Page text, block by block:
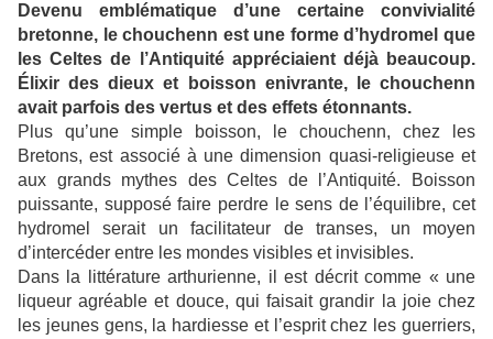
Devenu emblématique d’une certaine convivialité
bretonne, le chouchenn est une forme d’hydromel que
les Celtes de l’Antiquité appréciaient déjà beaucoup.
Élixir des dieux et boisson enivrante, le chouchenn
avait parfois des vertus et des effets étonnants.
Plus qu’une simple boisson, le chouchenn, chez les
Bretons, est associé à une dimension quasi-religieuse et
aux grands mythes des Celtes de l’Antiquité. Boisson
puissante, supposé faire perdre le sens de l’équilibre, cet
hydromel serait un facilitateur de transes, un moyen
d’intercéder entre les mondes visibles et invisibles.
Dans la littérature arthurienne, il est décrit comme « une
liqueur agréable et douce, qui faisait grandir la joie chez
les jeunes gens, la hardiesse et l’esprit chez les guerriers,